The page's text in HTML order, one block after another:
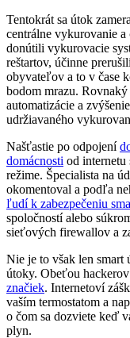
Tentokrát sa útok
centrálne vykurovanie
donútili vykurovacie
reštartov, účinne
obyvateľov a to v čase
bodom mrazu.
automatizácie a
udržiavaného
Našťastie po odpojení
domácnosti od
režime. Špecialista na
okomentoval a podľa
ľudí k zabezpečeniu
spoločností alebo
sieťových firewallov a
Nie je to však len smart
útoky. Obeťou hackerov
značiek. Internetoví
vaším termostatom a
o čom sa dozviete keď
plyn.